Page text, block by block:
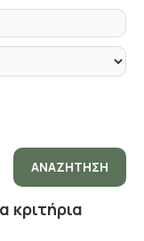
ΑΝΑΖΉΤΗΣΗ
κριτήρια